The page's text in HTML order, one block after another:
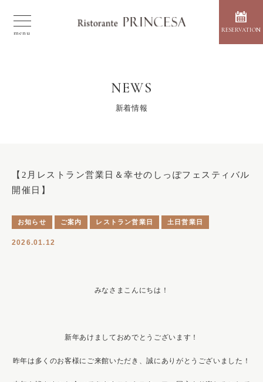
RESERVATION
NEWS
新着情報
【2月レストラン営業日＆幸せのしっぽフェスティバル
開催日】
お知らせ ご案内 レストラン営業日 土日営業日
2026.01.12
みなさまこんにちは！
新年あけましておめでとうございます！
昨年は多くのお客様にご来館いただき、誠にありがとうございました！